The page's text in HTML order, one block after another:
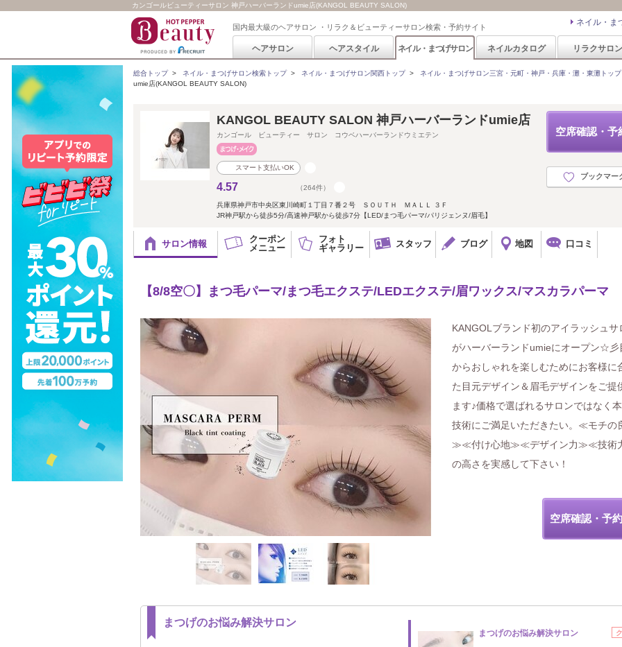
カンゴールビューティーサロン 神戸ハーバーランドumie店(KANGOL BEAUTY SALON)
国内最大級のヘアサロン ・リラク＆ビューティーサロン検索・予約サイト ネイル・ま
ヘアサロン ヘアスタイル ネイル・まつげサロン ネイルカタログ リラクサロン
総合トップ> ネイル・まつげサロン検索トップ> ネイル・まつげサロン関西トップ> ネイル・まつげサロン三宮・元町・神戸・兵庫・灘・東灘トップ
umie店(KANGOL BEAUTY SALON)
空席確認・予
ブックマー
KANGOL BEAUTY SALON 神戸ハーバーランドumie店
カンゴール ビューティー サロン コウベハーバーランドウミエテン
スマート支払いOK
4.57 （264件）
兵庫県神戸市中央区東川崎町１丁目７番２号 ＳＯＵＴＨ ＭＡＬＬ ３Ｆ
JR神戸駅から徒歩5分/高速神戸駅から徒歩7分【LED/まつ毛パーマ/パリジェンヌ/眉毛】
サロン情報
クーポン
メニュー
フォト
ギャラリー
スタッフ ブログ 地図 口コミ
【8/8空〇】まつ毛パーマ/まつ毛エクステ/LEDエクステ/眉ワックス/マスカラパーマ
KANGOLブランド初のアイラッシュサ
がハーバーランドumieにオープン☆彡
からおしゃれを楽しむためにお客様に
た目元デザイン＆眉毛デザインをご提
ます♪価格で選ばれるサロンではなく
技術にご満足いただきたい。≪モチの
≫≪付け心地≫≪デザイン力≫≪技術
の高さを実感して下さい！
空席確認・予
まつげのお悩み解決サロン
まつげのお悩み解決サロン